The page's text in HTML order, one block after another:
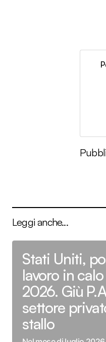
Leggi anche...
Stati Uniti,
lavoro in
2026. Giù
settore
stallo